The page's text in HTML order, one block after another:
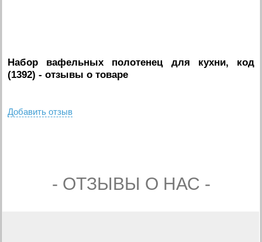
Набор вафельных полотенец для кухни, код
(1392) - отзывы о товаре
Добавить отзыв
- ОТЗЫВЫ О НАС -